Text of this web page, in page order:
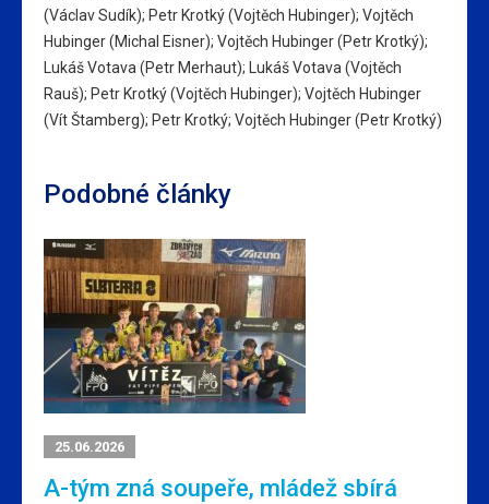
(Václav Sudík); Petr Krotký (Vojtěch Hubinger); Vojtěch
Hubinger (Michal Eisner); Vojtěch Hubinger (Petr Krotký);
Lukáš Votava (Petr Merhaut); Lukáš Votava (Vojtěch
Rauš); Petr Krotký (Vojtěch Hubinger); Vojtěch Hubinger
(Vít Štamberg); Petr Krotký; Vojtěch Hubinger (Petr Krotký)
Podobné články
25.06.2026
A-tým zná soupeře, mládež sbírá